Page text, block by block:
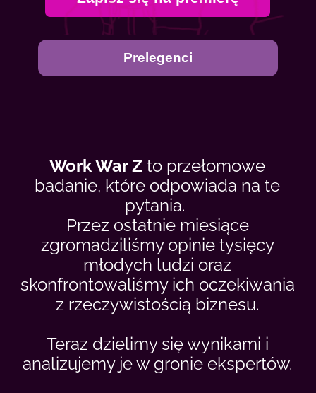
Prelegenci
Work War Z to przełomowe
badanie, które odpowiada na te
pytania.
Przez ostatnie miesiące
zgromadziliśmy opinie tysięcy
młodych ludzi oraz
skonfrontowaliśmy ich oczekiwania
z rzeczywistością biznesu.
Teraz dzielimy się wynikami i
analizujemy je w gronie ekspertów.